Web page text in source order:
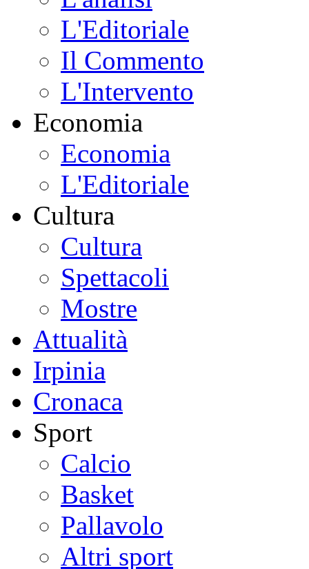
L'Editoriale
Il Commento
L'Intervento
Economia
Economia
L'Editoriale
Cultura
Cultura
Spettacoli
Mostre
Attualità
Irpinia
Cronaca
Sport
Calcio
Basket
Pallavolo
Altri sport